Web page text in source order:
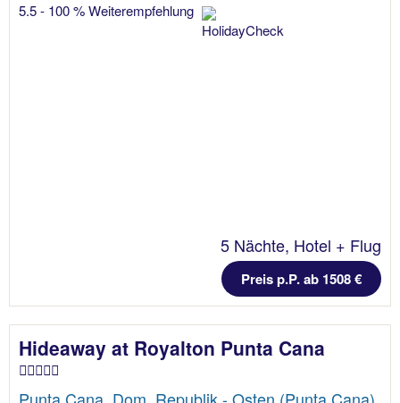
5.5 - 100 % Weiterempfehlung
5 Nächte, Hotel + Flug
Preis p.P. ab 1508 €
Hideaway at Royalton Punta Cana